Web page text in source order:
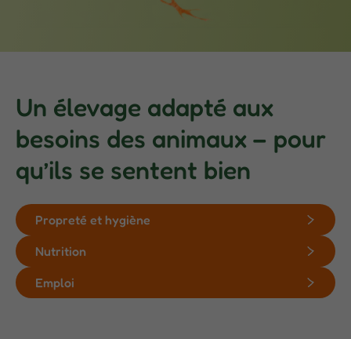
Un élevage adapté aux
besoins des animaux – pour
qu’ils se sentent bien
Propreté et hygiène
Nutrition
Emploi